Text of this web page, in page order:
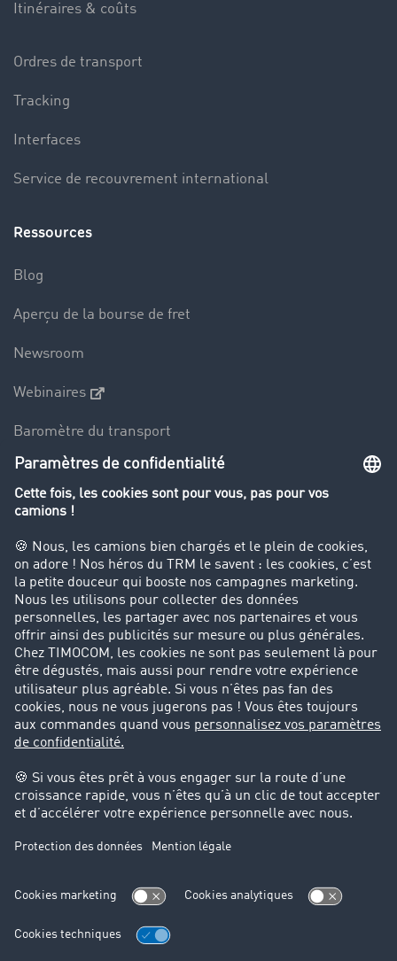
Itinéraires & coûts
Ordres de transport
Tracking
Interfaces
Service de recouvrement international
Ressources
Blog
Aperçu de la bourse de fret
Newsroom
Webinaires
Baromètre du transport
Le dictionnaire du transport
Interdiction de circulation des poids lourds
Entreprise
Parrainage clients
Success Stories
Cadre légal
Mentions légales
Protection des données
Cookie-Einstellungen
Support